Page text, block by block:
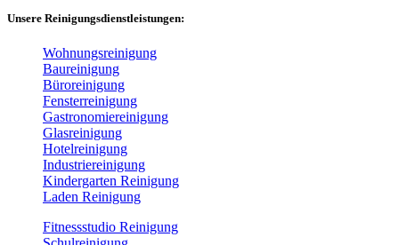
Unsere Reinigungsdienstleistungen:
Wohnungsreinigung
Baureinigung
Büroreinigung
Fensterreinigung
Gastronomiereinigung
Glasreinigung
Hotelreinigung
Industriereinigung
Kindergarten Reinigung
Laden Reinigung
Fitnessstudio Reinigung